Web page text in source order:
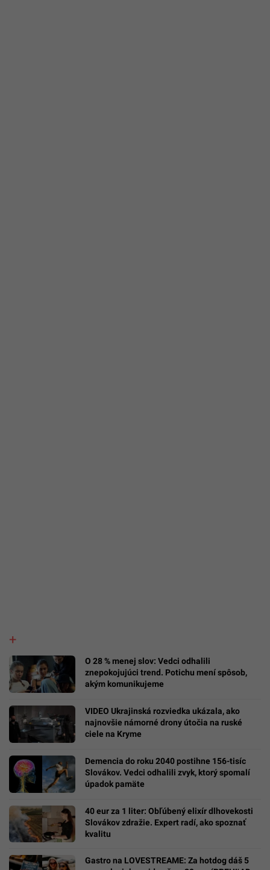
O 28 % menej slov: Vedci odhalili
znepokojujúci trend. Potichu mení spôsob,
akým komunikujeme
VIDEO Ukrajinská rozviedka ukázala, ako
najnovšie námorné drony útočia na ruské
ciele na Kryme
Demencia do roku 2040 postihne 156-tisíc
Slovákov. Vedci odhalili zvyk, ktorý spomalí
úpadok pamäte
40 eur za 1 liter: Obľúbený elixír dlhovekosti
Slovákov zdražie. Expert radí, ako spoznať
kvalitu
Gastro na LOVESTREAME: Za hotdog dáš 5